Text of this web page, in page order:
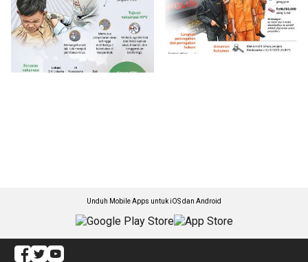
Unduh Mobile Apps untuk iOS dan Android